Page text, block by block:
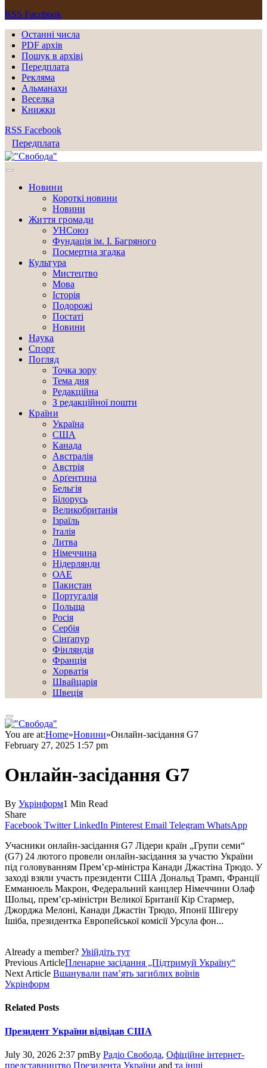
RSS Facebook
Останні числа
PDF архів
Пошук в архіві
Передплата
Рекляма
Альманахи
Веселка
Книжки
RSS Facebook
Передплата
Новини
Короткі новини
Новини
Життя громади
УНСоюз
Фундація ім. І. Багряного
Посмертна згадка
Культура
Мистецтво
Мова
Історія
Подорожі
Постаті
Новини
Наука
Спорт
Погляд
Точка зору
Тема дня
Редакційна
З редакційної пошти
Країни
Україна
США
Канада
Австралія
Австрія
Арґентина
Бельгія
Білорусь
Великобританія
Ізраїль
Італія
Литва
Німеччина
Нідерлянди
ОАЕ
Пакистан
Португалія
Польща
Росія
Сербія
Сінґапур
Фінляндія
Франція
Хорватія
Швайцарія
Швеція
You are at:Home»Новини»Онлайн-засідання G7
February 27, 2025 1:57 pm
Онлайн-засідання G7
By Укрінформ1 Min Read
Share
Facebook Twitter LinkedIn Pinterest Email Telegram WhatsApp
Учасники онлайн-засідання G7 Лідери країн „Групи семи“
(G7) 24 лютого провели онлайн-засідання за участю України
під головуванням Прем’єр-міністра Канади Джастіна Трюдо. У
заході взяли участь президенти США Дональд Трамп, Франції
Емма­нюель Макрон, Федеральний канцлер Німеч­чини Олаф
Шольц, прем’єр-міністри Великої Британії Кір Стармер,
Джорджа Мелоні, Канади Джастін Трюдо, Японії Шігеру
Ішіба, президентка Европейської комісії Урсула фон...
Already a member? Увійдіть тут
Previous ArticleПленарне засідання „Підтримуй Україну“
Next Article Вшанували пам’ять загиблих воїнів
Укрінформ
Related Posts
Президент України відвідав США
July 30, 2026 2:37 pmBy Радіо Свобода, Офіційне інтернет-
представництво Президента України and та інші